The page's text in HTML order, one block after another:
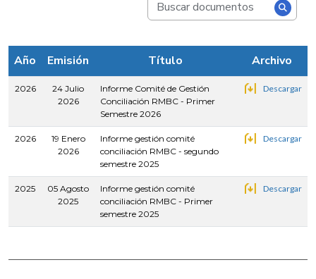
Año Emisión Título Archivo
2026
24 Julio
2026
Informe Comité de Gestión
Conciliación RMBC - Primer
Semestre 2026
Descargar
2026
19 Enero
2026
Informe gestión comité
conciliación RMBC - segundo
semestre 2025
Descargar
2025
05 Agosto
2025
Informe gestión comité
conciliación RMBC - Primer
semestre 2025
Descargar